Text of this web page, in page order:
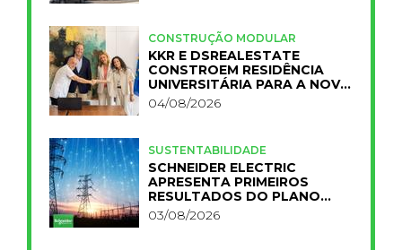
CONSTRUÇÃO MODULAR
KKR E DSREALESTATE
CONSTROEM RESIDÊNCIA
UNIVERSITÁRIA PARA A NOVA
FCT
04/08/2026
SUSTENTABILIDADE
SCHNEIDER ELECTRIC
APRESENTA PRIMEIROS
RESULTADOS DO PLANO
IMPACT 2030
03/08/2026